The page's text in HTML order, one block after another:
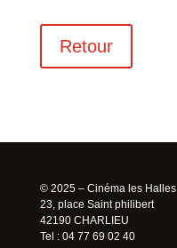
Retour
© 2025 – Cinéma les Halles
23, place Saint philibert
42190 CHARLIEU
Tel : 04 77 69 02 40